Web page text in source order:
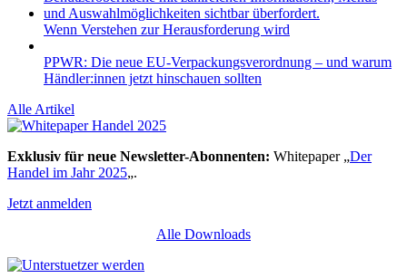
Wenn Verstehen zur Herausforderung wird
PPWR: Die neue EU-Verpackungsverordnung – und warum
Händler:innen jetzt hinschauen sollten
Alle Artikel
Exklusiv für neue Newsletter-Abonnenten: Whitepaper „Der
Handel im Jahr 2025„.
Jetzt anmelden
Alle Downloads